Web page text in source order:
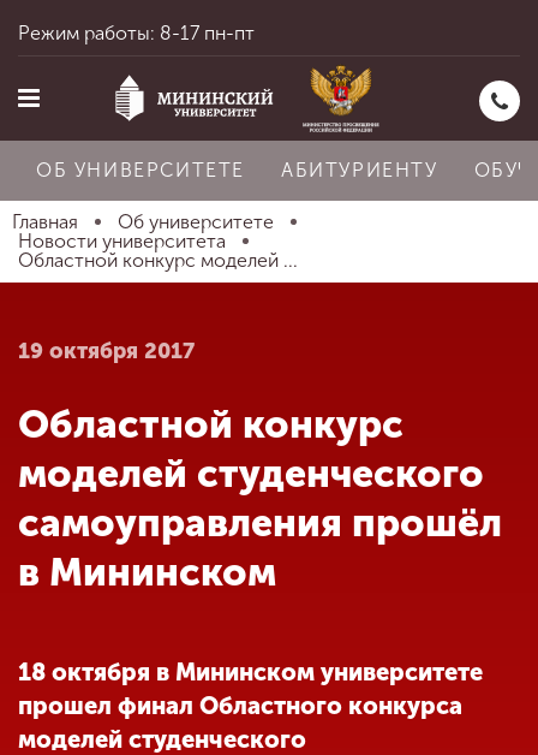
Главная
Абитуриенту
Обучение
Международная
деятельность
Режим работы: 8-17 пн-пт
ОБ УНИВЕРСИТЕТЕ АБИТУРИЕНТУ
Главная
Об университете
Новости университета
Областной конкурс моделей ...
19 октября 2017
Областной конкурс
моделей студенческого
самоуправления прошёл
в Мининском
18 октября в Мининском университете
прошел финал Областного конкурса
моделей студенческого